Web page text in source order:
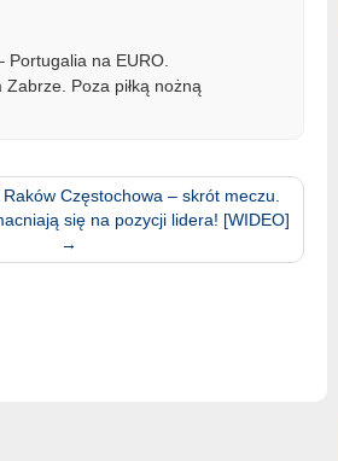
Portugalia na EURO.
Poza piłką nożną
Częstochowa – skrót meczu.
się na pozycji lidera! [WIDEO]
→